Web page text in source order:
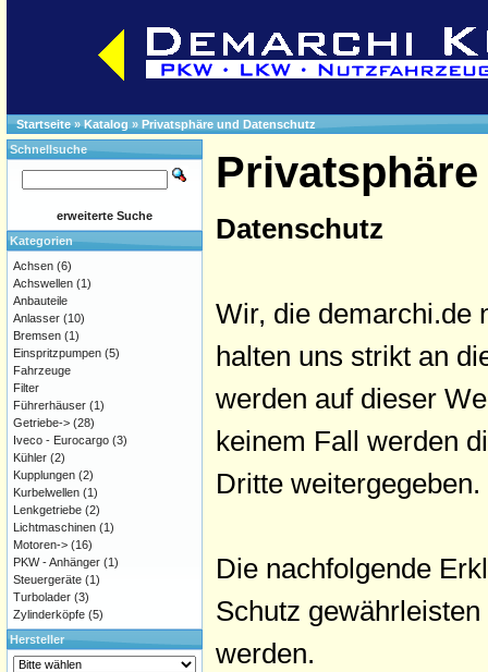
Startseite»Katalog » Privatsphäre und Datenschutz
Datenschutz
Wir, die demarchi.de
halten uns strikt an
werden auf dieser
keinem Fall werden
Dritte weitergegeben.
Die nachfolgende
Schutz
werden.
Schnellsuche
erweiterte Suche
Kategorien
Achsen (6)
Achswellen (1)
Anbauteile
Anlasser (10)
Bremsen (1)
Einspritzpumpen (5)
Fahrzeuge
Filter
Führerhäuser (1)
Getriebe-> (28)
Iveco - Eurocargo (3)
Kühler (2)
Kupplungen (2)
Kurbelwellen (1)
Lenkgetriebe (2)
Lichtmaschinen (1)
Motoren-> (16)
PKW - Anhänger (1)
Steuergeräte (1)
Turbolader (3)
Zylinderköpfe (5)
Hersteller